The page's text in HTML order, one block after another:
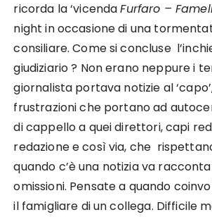
ricorda la ‘vicendaFurfaro –
night in occasione di una
consiliare. Come si concluse
giudiziario ? Non erano neppure i
giornalista portava notizie al
frustrazioni che portano ad
di cappello a quei direttori, capi
redazione e così via, che rispettano
quando c’è una notizia va
omissioni. Pensate a quando
il famigliare di un collega. Difficile